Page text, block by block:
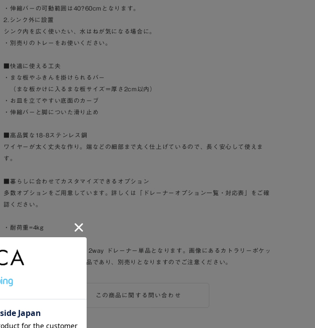
・伸縮バーの可動範囲は40?60cmとなります。
2.シンク外に設置
シンク内を広く使いたい、水はねが気になる場合に。
・別売りのトレーをお使いください。
■快適に使える工夫
・まな板やふきんを掛けられるバー
（まな板かけに入るまな板サイズ＝厚さ2cm以内）
・お皿を立てやすい底面のカーブ
・伸縮バーと脚についた滑り止め
■高品質な18-8ステンレス鋼
ワイヤーが太く丈夫な作り。端などの細部まで丸く仕上げているので、長く安心して使えま
す。
■暮らしに合わせてカスタマイズできるオプション
多数オプションをご用意しています。詳しくは「ドレーナーオプション一覧・対応表」をご確
認ください。
・耐荷重=4kg
※本商品ページは、クチーナ 2way ドレーナー単品となります。画像にあるカトラリーポケッ
トやトレー等はオプション商品であり、別売りとなりますのでご注意ください。
この商品に関する問い合わせ